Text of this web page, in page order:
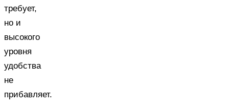
требует,
но и
высокого
уровня
удобства
не
прибавляет.